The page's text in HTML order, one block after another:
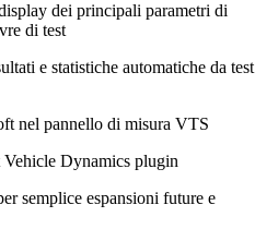
dei principali parametri di
di test
e statistiche automatiche da test
nel pannello di misura VTS
Dynamics plugin
semplice espansioni future e